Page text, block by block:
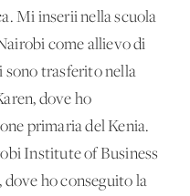
Mi inserii nella scuola
come allievo di
sono trasferito nella
dove ho
primaria del Kenia.
Institute of Business
dove ho conseguito la